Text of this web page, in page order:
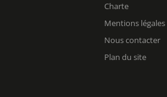
Charte
Mentions légales
Nous contacter
Plan du site